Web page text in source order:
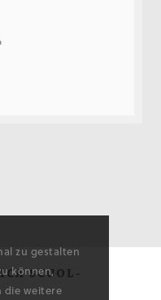
zu gestalten
können,
die weitere
SCUOL-